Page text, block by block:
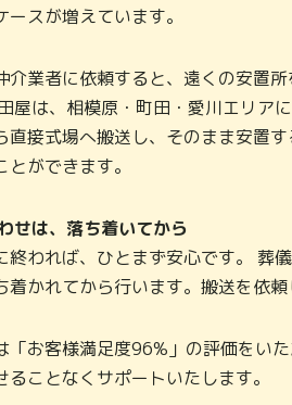
スが増えています。
介業者に依頼すると、遠くの安置
屋は、相模原・町田・愛川エリア
直接式場へ搬送し、そのまま安置
ができます。
せは、落ち着いてから
終われば、ひとまず安心です。 葬
着かれてから行います。搬送を依
「お客様満足度96%」の評価をい
ことなくサポートいたします。